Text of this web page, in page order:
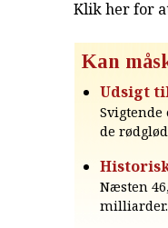
Klik her for
Kan
Udsigt
de
Næsten
milliarder.